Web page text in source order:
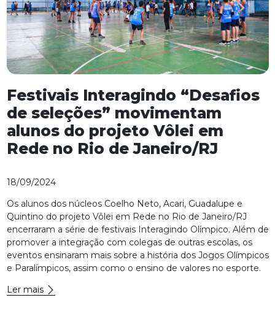
Festivais Interagindo “Desafios
de seleções” movimentam
alunos do projeto Vôlei em
Rede no Rio de Janeiro/RJ
18/09/2024
Os alunos dos núcleos Coelho Neto, Acari, Guadalupe e
Quintino do projeto Vôlei em Rede no Rio de Janeiro/RJ
encerraram a série de festivais Interagindo Olímpico. Além de
promover a integração com colegas de outras escolas, os
eventos ensinaram mais sobre a história dos Jogos Olímpicos
e Paralímpicos, assim como o ensino de valores no esporte.
Ler mais